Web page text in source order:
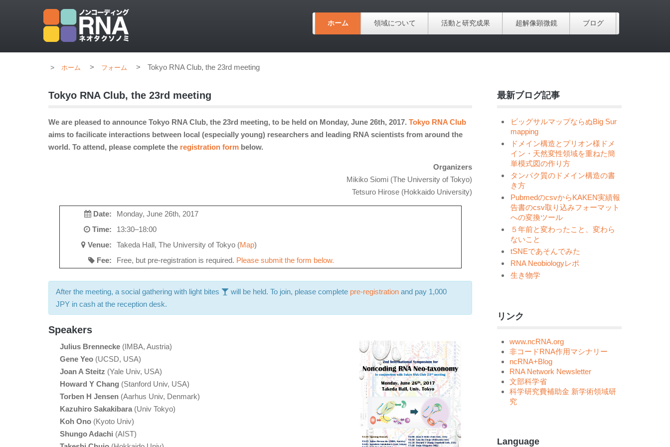
ホーム 領域について 活動と研究成果 超解像顕微鏡 ブログ
ホーム > フォーム > Tokyo RNA Club, the 23rd meeting
Tokyo RNA Club, the 23rd meeting
We are pleased to announce Tokyo RNA Club, the 23rd meeting, to be held on Monday, June 26th, 2017. Tokyo RNA Club
aims to facilicate interactions between local (especially young) researchers and leading RNA scientists from around the
world. To attend, please complete the registration form below.
Organizers
Mikiko Siomi (The University of Tokyo)
Tetsuro Hirose (Hokkaido University)
Date:
Monday, June 26th, 2017
Time:
13:30–18:00
Venue:
Takeda Hall, The University of Tokyo (Map)
Fee:
Free, but pre-registration is required. Please submit the form below.
After the meeting, a social gathering with light bites will be held. To join, please complete pre-registration and pay 1,000
JPY in cash at the reception desk.
Speakers
Julius Brennecke (IMBA, Austria)
Gene Yeo(UCSD, USA)
Joan A Steitz (Yale Univ, USA)
Howard Y Chang (Stanford Univ, USA)
Torben H Jensen (Aarhus Univ, Denmark)
Kazuhiro Sakakibara(Univ Tokyo)
Koh Ono(Kyoto Univ)
Shungo Adachi (AIST)
最新ブログ記事
ビッグサルマップならぬBig Sur
mapping
ドメイン構造とプリオン様ドメ
イン・天然変性領域を重ねた簡
単模式図の作り方
タンパク質のドメイン構造の書
き方
PubmedのcsvからKAKEN実績報
告書のcsv取り込みフォーマット
への変換ツール
５年前と変わったこと、変わら
ないこと
tSNEであそんでみた
RNA Neobiologyレポ
生き物学
リンク
www.ncRNA.org
非コードRNA作用マシナリー
ncRNA+Blog
RNA Network Newsletter
文部科学省
科学研究費補助金 新学術領域研
究
Language